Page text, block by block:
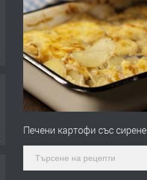
Печени картофи със сирене